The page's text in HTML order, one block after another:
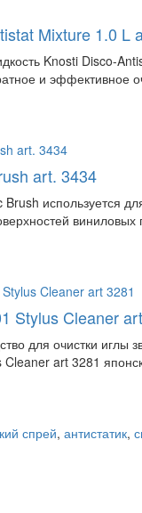
Mixture 1.0 L
Knosti Disco-
и эффективное
art. 3434
используется
виниловых
Stylus Cleaner
для очистки иглы
art 3281
спрей, антистатик,